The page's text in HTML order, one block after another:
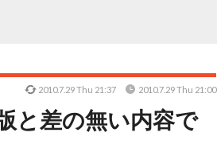
と差の無い内容で
2010.7.29 Thu 21:37 2010.7.29 Thu 21:00